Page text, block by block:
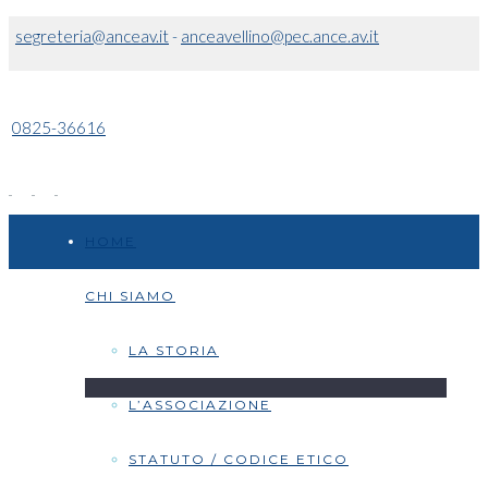
segreteria@anceav.it- anceavellino@pec.ance.av.it
0825-36616
CHI SIAMO
LA STORIA
L’ASSOCIAZIONE
STATUTO / CODICE ETICO